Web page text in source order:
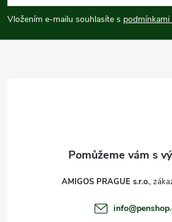
p
a
Vložením e-mailu souhlasíte s
AMIGOS PRAGUE s.r.o.
info@